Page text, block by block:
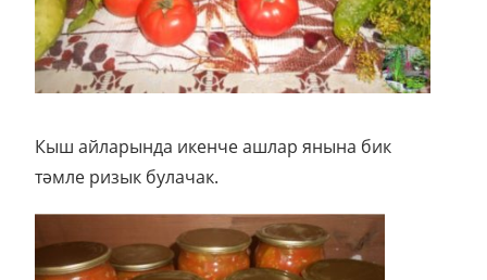
Кыш айларында икенче ашлар янына бик
тәмле ризык булачак.